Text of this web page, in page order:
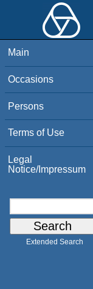
Main
Occasions
Persons
Terms of Use
Legal
Notice/Impressum
Extended Search